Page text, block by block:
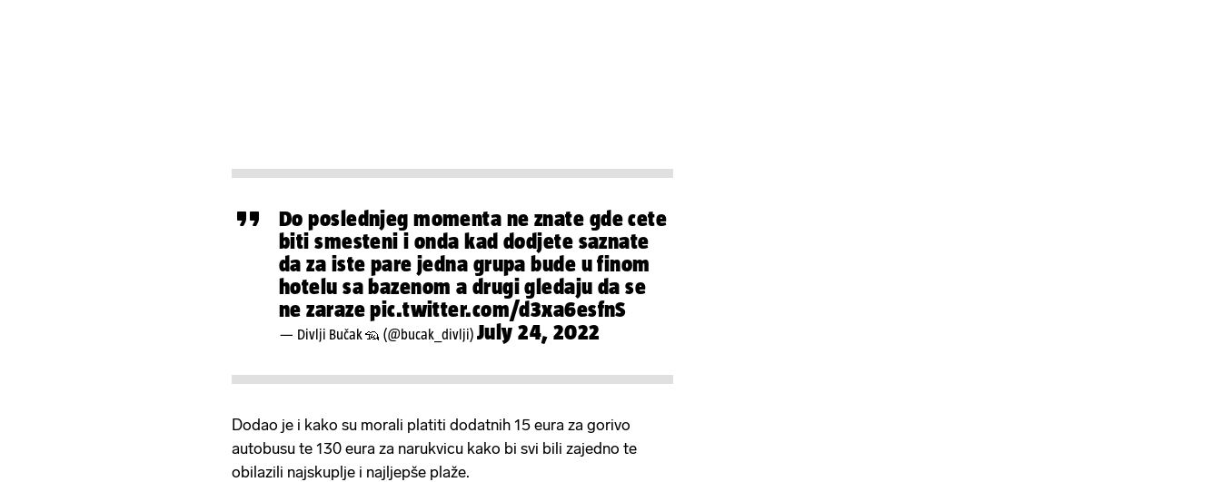
Do poslednjeg momenta ne znate gde cete
biti smesteni i onda kad dodjete saznate
da za iste pare jedna grupa bude u finom
hotelu sa bazenom a drugi gledaju da se
ne zarazepic.twitter.com/d3xa6esfnS
— Divlji Bučak 🦡 (@bucak_divlji) July 24, 2022
Dodao je i kako su morali platiti dodatnih 15 eura za gorivo
autobusu te 130 eura za narukvicu kako bi svi bili zajedno te
obilazili najskuplje i najljepše plaže.